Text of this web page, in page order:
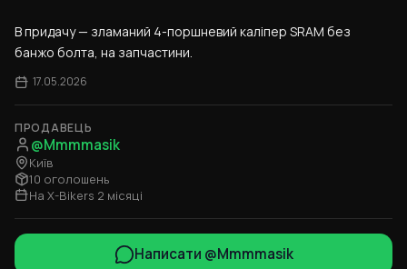
В придачу — зламаний 4-поршневий каліпер SRAM без
банжо болта, на запчастини.
17.05.2026
ПРОДАВЕЦЬ
@Mmmmasik
Київ
10 оголошень
На X-Bikers 2 місяці
Написати @Mmmmasik